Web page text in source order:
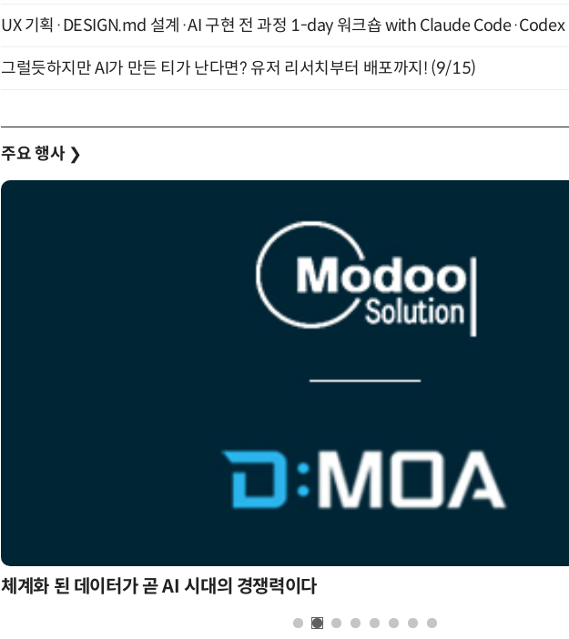
UX 기획·DESIGN.md 설계·AI 구현 전 과정 1-day 워크숍 with Claude
그럴듯하지만 AI가 만든 티가 난다면? 유저 리서치부터 배포까지! (9/15)
주요 행사 ❯
체계화 된 데이터가 곧 AI 시대의 경쟁력이다